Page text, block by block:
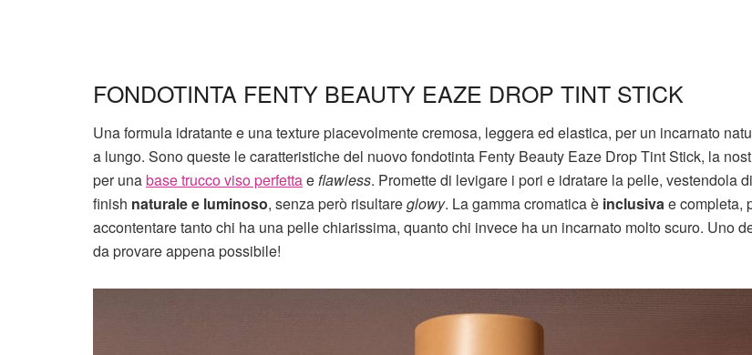
FONDOTINTA FENTY BEAUTY EAZE DROP TINT STICK
Una formula idratante e una texture piacevolmente cremosa, leggera ed elastica, per un incarnato
a lungo. Sono queste le caratteristiche del nuovo fondotinta Fenty Beauty Eaze Drop Tint Stick, la
per unabase trucco viso perfettaeflawless. Promette di levigare i pori e idratare la pelle, vestendola
finish naturale e luminoso, senza però risultareglowy. La gamma cromatica è inclusivae completa,
accontentare tanto chi ha una pelle chiarissima, quanto chi invece ha un incarnato molto scuro. Uno
da provare appena possibile!